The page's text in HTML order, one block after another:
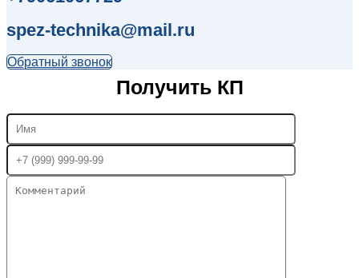
spez-technika@mail.ru
Обратный звонок
Получить КП